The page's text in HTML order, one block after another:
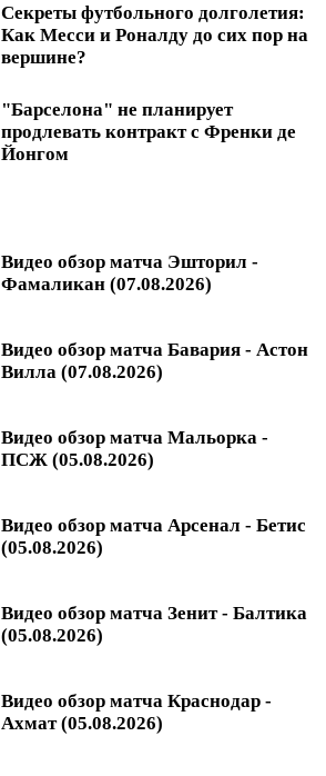
Секреты футбольного долголетия:
Как Месси и Роналду до сих пор на
вершине?
"Барселона" не планирует
продлевать контракт с Френки де
Йонгом
Видео обзор матча Эшторил -
Фамаликан (07.08.2026)
Видео обзор матча Бавария - Астон
Вилла (07.08.2026)
Видео обзор матча Мальорка -
ПСЖ (05.08.2026)
Видео обзор матча Арсенал - Бетис
(05.08.2026)
Видео обзор матча Зенит - Балтика
(05.08.2026)
Видео обзор матча Краснодар -
Ахмат (05.08.2026)